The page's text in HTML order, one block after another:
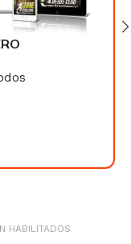
HABILITADOS